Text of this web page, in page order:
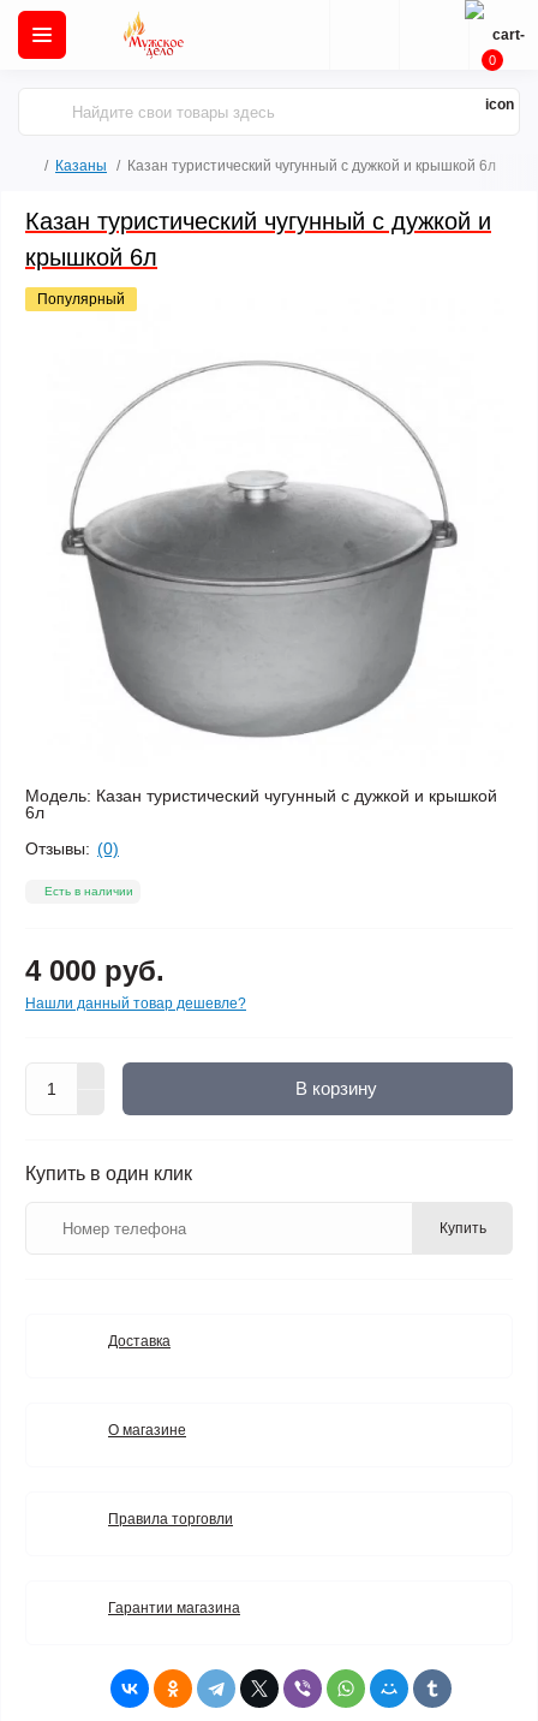
0
Казаны Казан туристический чугунный с дужкой и крышкой 6л
Казан туристический чугунный с дужкой и
крышкой 6л
Популярный
Модель: Казан туристический чугунный с дужкой и крышкой
6л
Отзывы: (0)
Есть в наличии
4 000 руб.
Нашли данный товар дешевле?
В корзину
Купить в один клик
Купить
Доставка
О магазине
Правила торговли
Гарантии магазина